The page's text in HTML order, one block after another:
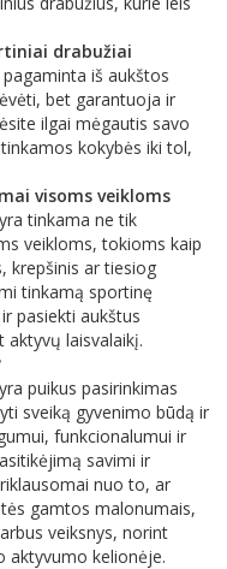
drabužiai
iš aukštos
bet garantuoja ir
ilgai mėgautis savo
kokybės iki tol,
visoms veikloms
tinkama ne tik
veikloms, tokioms kaip
krepšinis ar tiesiog
tinkamą sportinę
pasiekti aukštus
laisvalaikį.
puikus pasirinkimas
sveiką gyvenimo būdą ir
funkcionalumui ir
savimi ir
nuo to, ar
gamtos malonumais,
veiksnys, norint
aktyvumo kelionėje.